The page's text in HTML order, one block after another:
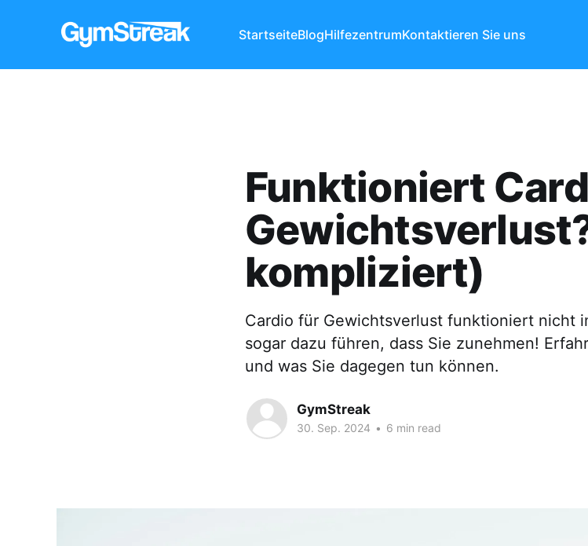
StartseiteBlogHilfezentrumKontaktieren Sie uns
Funktioniert
kompliziert)
Cardio für Gewichtsverlust funktioniert nicht
sogar dazu führen, dass Sie zunehmen!
und was Sie dagegen tun können.
GymStreak
30. Sep. 2024 • 6 min read